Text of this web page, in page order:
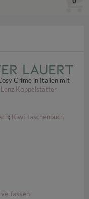
lauert
Crime in Italien mit
Lenz Koppelstätter
; Kiwi-taschenbuch
verfassen